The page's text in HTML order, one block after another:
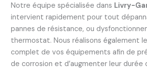
Notre équipe spécialisée dans Livry-
intervient rapidement pour tout
pannes de résistance, ou
thermostat. Nous réalisons également
complet de vos équipements afin de
de corrosion et d’augmenter leur durée